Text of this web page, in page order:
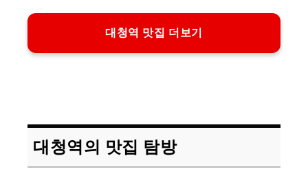
대청역 맛집 더보기
대청역의 맛집 탐방